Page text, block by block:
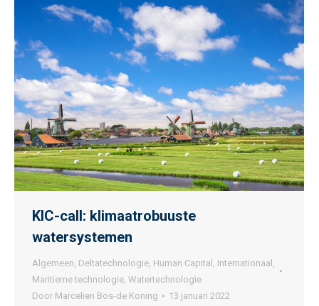
KIC-call: klimaatrobuuste
watersystemen
Algemeen, Deltatechnologie, Human Capital , Internationaal ,
Maritieme technologie, Watertechnologie
Door Marcelien Bos-de Koning 13 januari 2022